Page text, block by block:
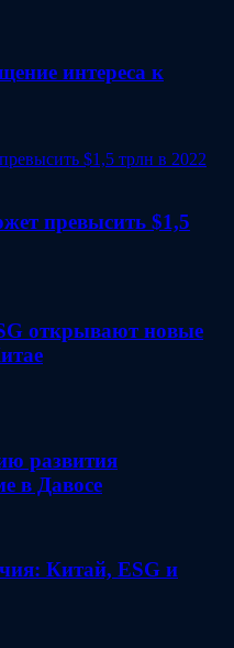
интереса к
превысить $1,5
открывают новые
развития
в Давосе
Китай, ESG и